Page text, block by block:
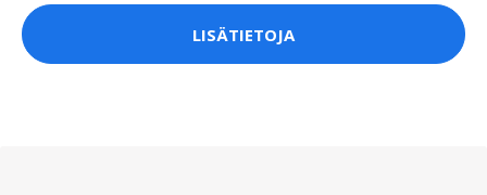
LISÄTIETOJA